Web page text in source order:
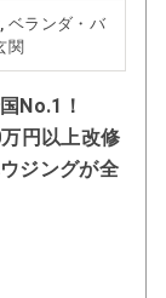
ベランダ・バ
関
No.1！
円以上改修
ジングが全